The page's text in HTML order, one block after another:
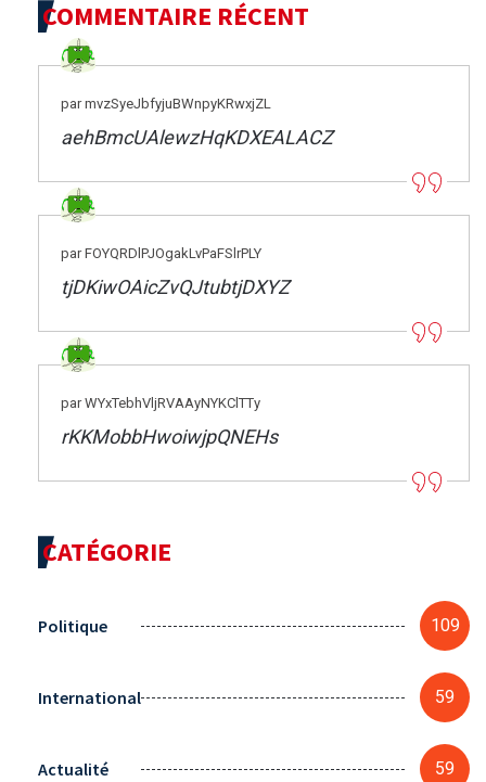
COMMENTAIRE RÉCENT
par mvzSyeJbfyjuBWnpyKRwxjZL
aehBmcUAlewzHqKDXEALACZ
par FOYQRDlPJOgakLvPaFSlrPLY
tjDKiwOAicZvQJtubtjDXYZ
par WYxTebhVljRVAAyNYKClTTy
rKKMobbHwoiwjpQNEHs
CATÉGORIE
Politique 109
International 59
Actualité 59